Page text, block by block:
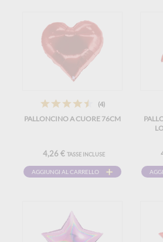
(4)
PALLONCINO A CUORE 76CM
4,26 € TASSE INCLUSE
AGGIUNGI AL CARRELLO